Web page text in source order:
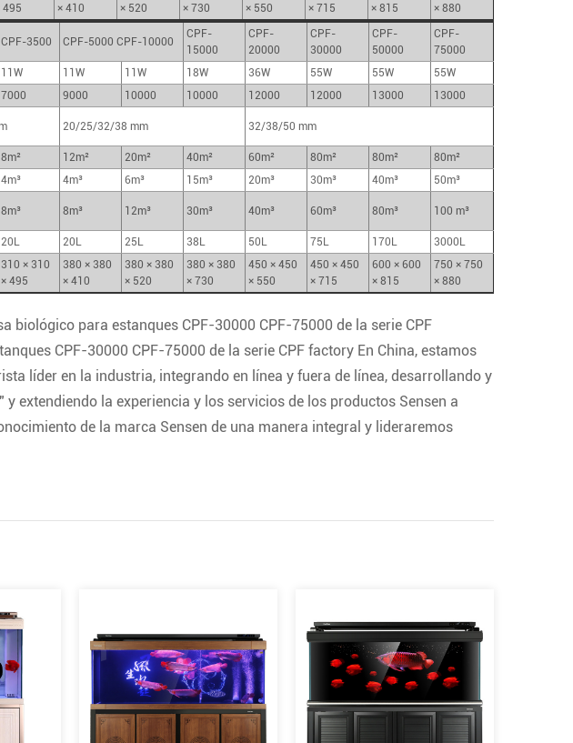
495
× 410
× 520
× 730
× 550
× 715
× 815
× 880
CPF-3500 CPF-5000 CPF-10000
CPF-
15000
CPF-
20000
CPF-
30000
CPF-
50000
CPF-
75000
11W 11W 11W 18W 36W 55W 55W
55W
7000 9000 10000 10000 12000 12000 13000
13000
20/25/32/38 mm 32/38/50 mm
8m² 12m² 20m² 40m² 60m² 80m² 80m²
80m²
4m³ 4m³ 6m³ 15m³ 20m³ 30m³ 40m³
50m³
8m³ 8m³ 12m³ 30m³ 40m³ 60m³ 80m³ 100 m³
20L 20L 25L 38L 50L 75L 170L
3000L
310 × 310
× 495
380 × 380
× 410
380 × 380
× 520
380 × 380
× 730
450 × 450
× 550
450 × 450
× 715
600 × 600
× 815
750 × 750
× 880
biológico para estanques CPF-30000 CPF-75000 de la serie CPF
CPF-30000 CPF-75000 de la serie CPF factoryEn China, estamos
líder en la industria, integrando en línea y fuera de línea, desarrollando y
extendiendo la experiencia y los servicios de los productos Sensen a
de la marca Sensen de una manera integral y lideraremos